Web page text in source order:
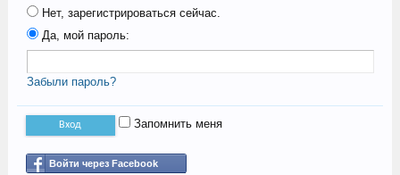
Нет, зарегистрироваться сейчас.
Да, мой пароль:
Забыли пароль?
Запомнить меня
Войти через Facebook